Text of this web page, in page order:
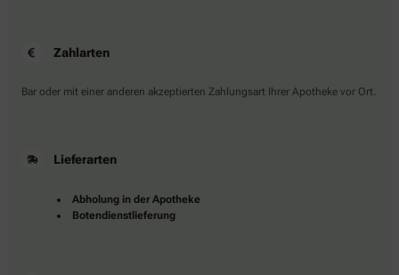
Zahlarten
Bar oder mit einer anderen akzeptierten Zahlungsart Ihrer Apotheke vor Ort.
Lieferarten
Abholung in der Apotheke
Botendienstlieferung